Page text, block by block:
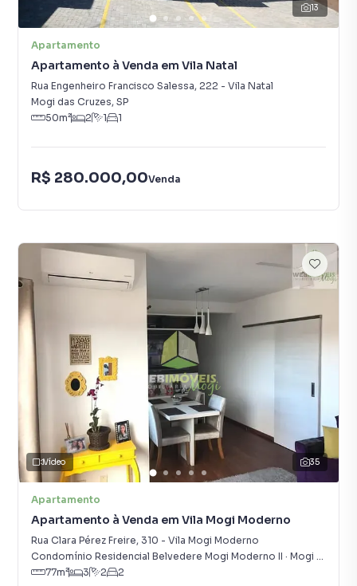
13
Apartamento
Apartamento à Venda em Vila Natal
Rua Engenheiro Francisco Salessa, 222 - Vila Natal
Mogi das Cruzes, SP
50m² 2 1 1
R$ 280.000,00Venda
35
Vídeo
Apartamento
Apartamento à Venda em Vila Mogi Moderno
Rua Clara Pérez Freire, 310 - Vila Mogi Moderno
Condomínio Residencial Belvedere Mogi Moderno II · Mogi Das Cruzes
77m² 3 2 2